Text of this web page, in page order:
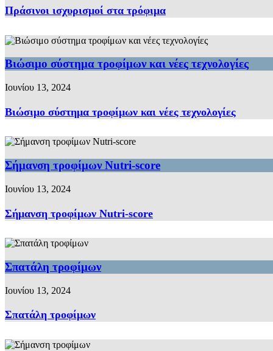
Πράσινοι ισχυρισμοί στα τρόφιμα
Βιώσιμο σύστημα τροφίμων και νέες τεχνολογίες
Ιουνίου 13, 2024
Βιώσιμο σύστημα τροφίμων και νέες τεχνολογίες
Σήμανση τροφίμων Nutri-score
Ιουνίου 13, 2024
Σήμανση τροφίμων Nutri-score
Σπατάλη τροφίμων
Ιουνίου 13, 2024
Σπατάλη τροφίμων